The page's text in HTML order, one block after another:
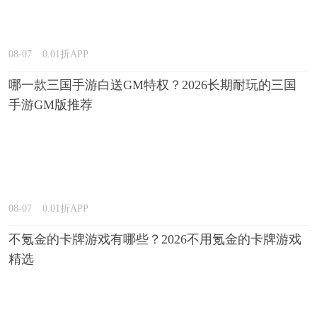
08-07 0.01折APP
哪一款三国手游白送GM特权？2026长期耐玩的三国
手游GM版推荐
08-07 0.01折APP
不氪金的卡牌游戏有哪些？2026不用氪金的卡牌游戏
精选